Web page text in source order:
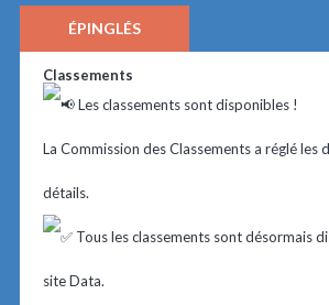
ÉPINGLÉS
Classements
Les classements sont disponibles !
La Commission des Classements a réglé les
détails.
Tous les classements sont désormais
site Data.